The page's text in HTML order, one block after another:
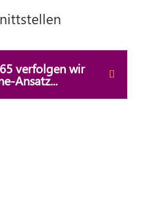
verfolgen wir
Ansatz...